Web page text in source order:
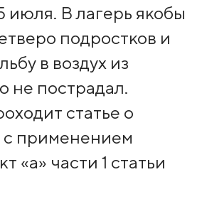
июля. В лагерь якобы
подростков и
в воздух из
не пострадал.
статье о
с применением
«а» части 1 статьи